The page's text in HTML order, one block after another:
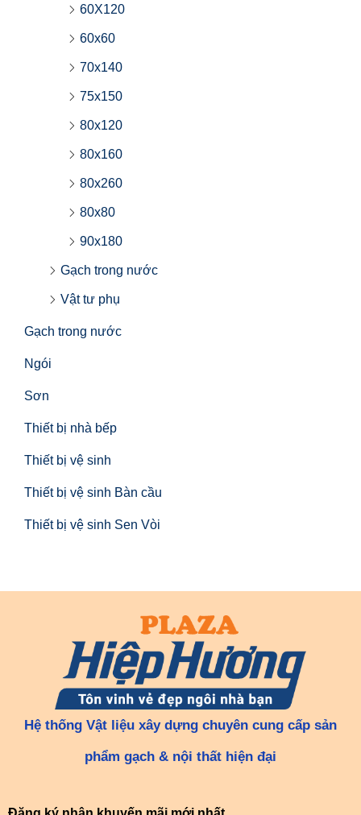
60X120
60x60
70x140
75x150
80x120
80x160
80x260
80x80
90x180
Gạch trong nước
Vật tư phụ
Gạch trong nước
Ngói
Sơn
Thiết bị nhà bếp
Thiết bị vệ sinh
Thiết bị vệ sinh Bàn cầu
Thiết bị vệ sinh Sen Vòi
Hệ thống Vật liệu xây dựng chuyên cung cấp sản
phẩm gạch & nội thất hiện đại